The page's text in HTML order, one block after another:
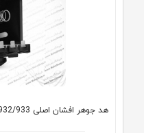
هد جوهر افشان اصلی HP 932/933